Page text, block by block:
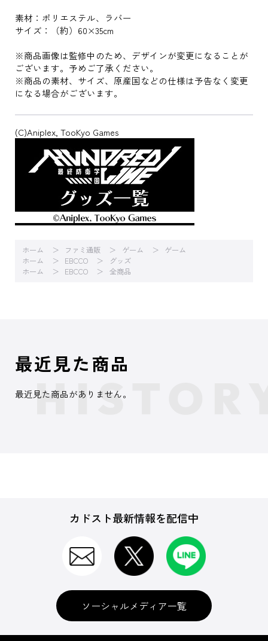
素材：ポリエステル、ラバー
サイズ：（約）60×35cm
※商品画像は監修中のため、デザインが変更になることが
ございます。予めご了承ください。
※商品の素材、サイズ、原産国などの仕様は予告なく変更
になる場合がございます。
(C)Aniplex, TooKyo Games
ホーム ファミ通販 ゲーム
ゲーム
ホーム
EBCCO
グッズ
ホーム
EBCCO 全商品
最近見た商品
最近見た商品がありません。
カドスト最新情報を配信中
ソーシャルメディア一覧